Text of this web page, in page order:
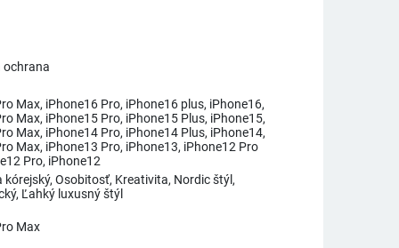
ochrana
Max, iPhone16 Pro, iPhone16 plus, iPhone16,
Max, iPhone15 Pro, iPhone15 Plus, iPhone15,
Max, iPhone14 Pro, iPhone14 Plus, iPhone14,
Max, iPhone13 Pro, iPhone13, iPhone12 Pro
Pro, iPhone12
kórejský, Osobitosť, Kreativita, Nordic štýl,
Ľahký luxusný štýl
Max